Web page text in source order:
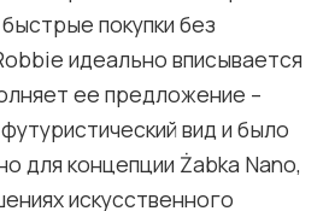
покупки без
идеально вписывается
ее предложение –
вид и было
для концепции Żabka Nano,
искусственного